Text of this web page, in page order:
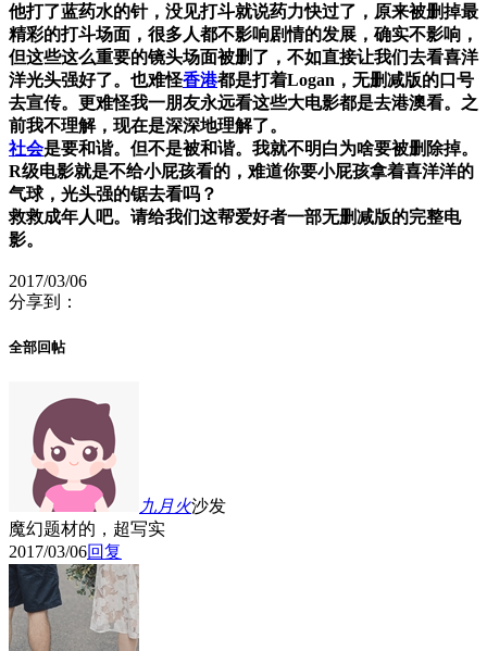
他打了蓝药水的针，没见打斗就说药力快过了，原来被删掉最
精彩的打斗场面，很多人都不影响剧情的发展，确实不影响，
但这些这么重要的镜头场面被删了，不如直接让我们去看喜洋
洋光头强好了。也难怪香港都是打着Logan，无删减版的口号
去宣传。更难怪我一朋友永远看这些大电影都是去港澳看。之
前我不理解，现在是深深地理解了。
社会是要和谐。但不是被和谐。我就不明白为啥要被删除掉。
R级电影就是不给小屁孩看的，难道你要小屁孩拿着喜洋洋的
气球，光头强的锯去看吗？
救救成年人吧。请给我们这帮爱好者一部无删减版的完整电
影。
2017/03/06
分享到：
全部回帖
九月火沙发
魔幻题材的，超写实
2017/03/06回复